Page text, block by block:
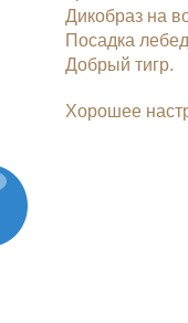
Дикобраз на
Посадка
Добрый тигр.
Хорошее